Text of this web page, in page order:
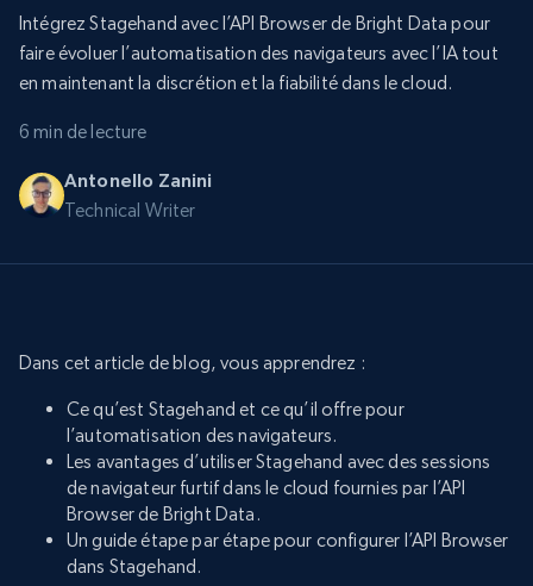
Intégrez Stagehand avec l’API Browser de Bright Data pour
faire évoluer l’automatisation des navigateurs avec l’IA tout
en maintenant la discrétion et la fiabilité dans le cloud.
6 min de lecture
Antonello Zanini
Technical Writer
Dans cet article de blog, vous apprendrez :
Ce qu’est Stagehand et ce qu’il offre pour
l’automatisation des navigateurs.
Les avantages d’utiliser Stagehand avec des sessions
de navigateur furtif dans le cloud fournies par l’API
Browser de Bright Data.
Un guide étape par étape pour configurer l’API Browser
dans Stagehand.